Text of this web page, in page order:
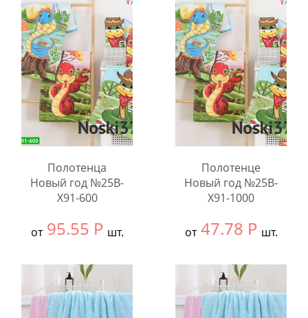
В упаковке:
шт.
Количество:
Количество:
Полотенца
Новый год №25B-
X91-600
от 95.55 Р шт.
В упаковке:
шт.
Полотенце
Новый год №25B-
X91-1000
от 47.78 Р шт.
В упаковке:
шт.